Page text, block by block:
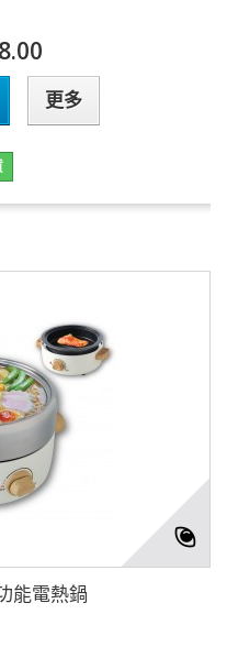
更多
能電熱鍋